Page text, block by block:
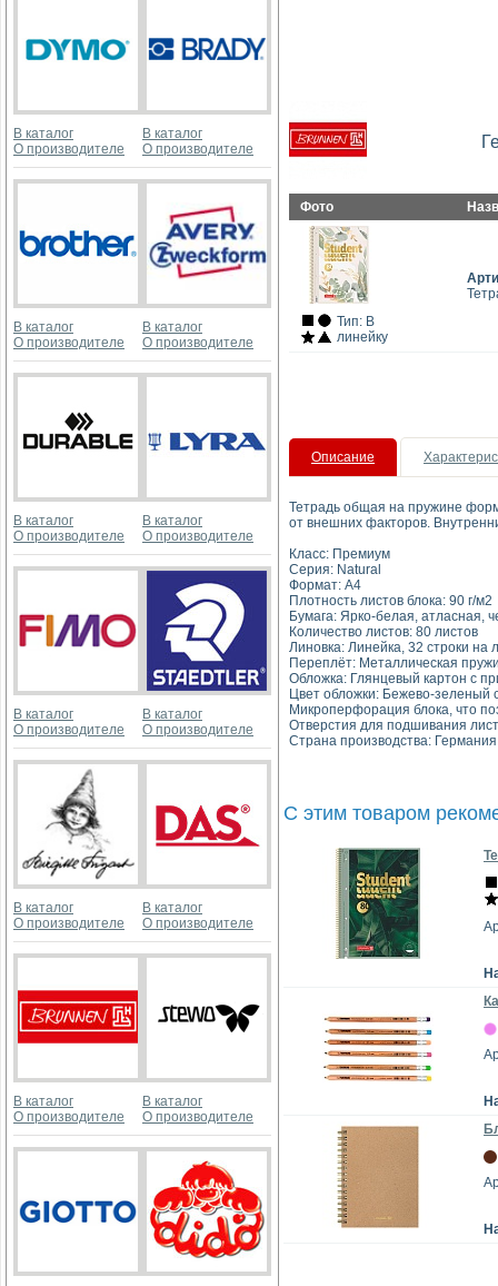
В каталог
О производителе
В каталог
О производителе
В каталог
О производителе
В каталог
О производителе
В каталог
О производителе
В каталог
О производителе
В каталог
О производителе
В каталог
О производителе
В каталог
О производителе
В каталог
О производителе
В каталог
О производителе
В каталог
О производителе
Фото
Тип: В
линейку
Описание
Тетрадь общая на пружине
от внешних факторов.
Класс: Премиум
Серия: Natural
Формат: A4
Плотность листов блока: 90 г/м2
Бумага: Ярко-белая, атласная,
Количество листов: 80 листов
Линовка: Линейка, 32 строки на
Переплёт: Металлическая
Обложка: Глянцевый картон с
Цвет обложки: Бежево-зеленый
Микроперфорация блока, что
Отверстия для подшивания
Страна производства: Германия
С этим товаром